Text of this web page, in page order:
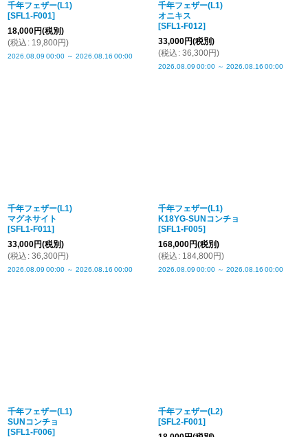
千年フェザー(L1)
[SFL1-F001]
18,000円(税別)
(税込 : 19,800円)
2026.08.09 00:00 ～ 2026.08.16 00:00
千年フェザー(L1)
オニキス
[SFL1-F012]
33,000円(税別)
(税込 : 36,300円)
2026.08.09 00:00 ～ 2026.08.16 00:00
千年フェザー(L1)
マグネサイト
[SFL1-F011]
33,000円(税別)
(税込 : 36,300円)
2026.08.09 00:00 ～ 2026.08.16 00:00
千年フェザー(L1)
K18YG-SUNコンチョ
[SFL1-F005]
168,000円(税別)
(税込 : 184,800円)
2026.08.09 00:00 ～ 2026.08.16 00:00
千年フェザー(L1)
SUNコンチョ
[SFL1-F006]
千年フェザー(L2)
[SFL2-F001]